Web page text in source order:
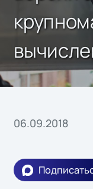
06.09.2018